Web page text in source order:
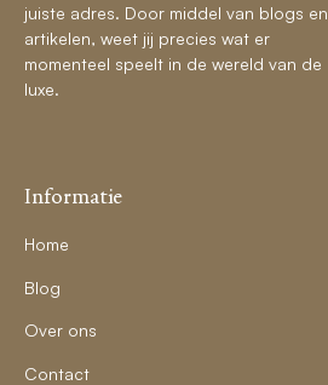
juiste adres. Door middel van blogs en
artikelen, weet jij precies wat er
momenteel speelt in de wereld van de
luxe.
Informatie
Home
Blog
Over ons
Contact